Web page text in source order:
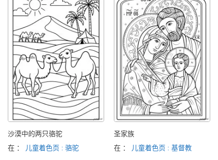
沙漠中的两只骆驼
在 ：
儿童着色页 : 骆驼
圣家族
在 ：
儿童着色页 : 基督教